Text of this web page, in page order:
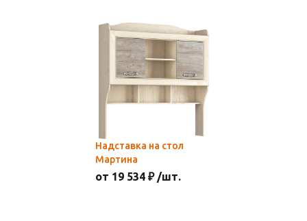
Надставка на стол
Мартина
от 19 534 ₽ /шт.